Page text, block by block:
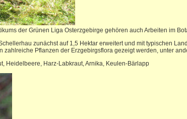
der Grünen Liga Osterzgebirge gehören auch Arbeiten im
zunächst auf 1,5 Hektar erweitert und mit typischen
Pflanzen der Erzgebirgsflora gezeigt werden, unter
Heidelbeere, Harz-Labkraut, Arnika, Keulen-Bärlapp